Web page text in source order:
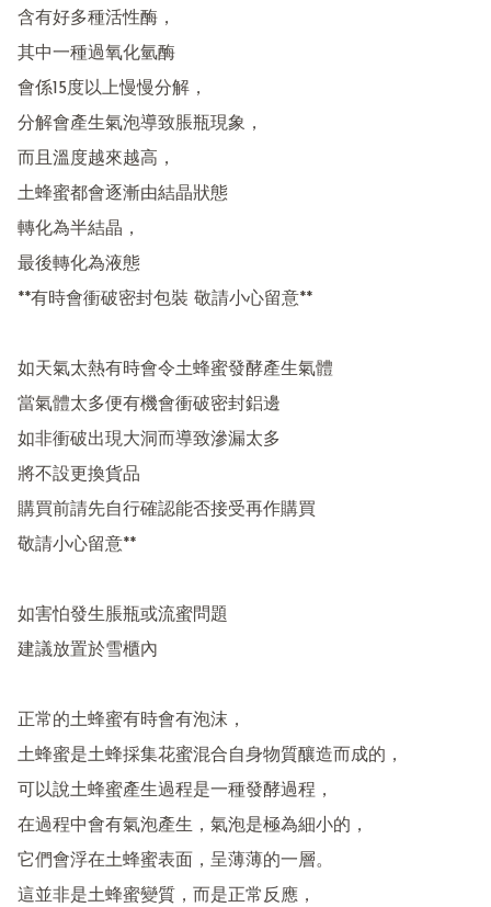
含有好多種活性酶，
其中一種過氧化氫酶
會係15度以上慢慢分解，
分解會產生氣泡導致脹瓶現象，
而且溫度越來越高，
土蜂蜜都會逐漸由結晶狀態
轉化為半結晶，
最後轉化為液態
**有時會衝破密封包裝 敬請小心留意**
如天氣太熱有時會令土蜂蜜發酵產生氣體
當氣體太多便有機會衝破密封鋁邊
如非衝破出現大洞而導致滲漏太多
將不設更換貨品
購買前請先自行確認能否接受再作購買
敬請小心留意**
如害怕發生脹瓶或流蜜問題
建議放置於雪櫃內
正常的土蜂蜜有時會有泡沫，
土蜂蜜是土蜂採集花蜜混合自身物質釀造而成的，
可以說土蜂蜜產生過程是一種發酵過程，
在過程中會有氣泡產生，氣泡是極為細小的，
它們會浮在土蜂蜜表面，呈薄薄的一層。
這並非是土蜂蜜變質，而是正常反應，